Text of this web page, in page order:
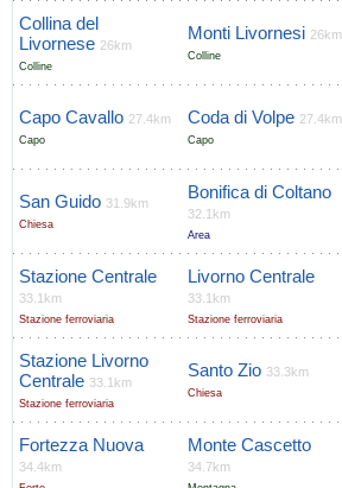
Collina del
Livornese 26km
Colline
Monti Livornesi 26km
Colline
Capo Cavallo 27.4km
Capo
Coda di Volpe 27.4km
Capo
San Guido 31.9km
Chiesa
Bonifica di Coltano
32.1km
Area
Stazione Centrale
33.1km
Stazione ferroviaria
Livorno Centrale
33.1km
Stazione ferroviaria
Stazione Livorno
Centrale 33.1km
Stazione ferroviaria
Santo Zio 33.3km
Chiesa
Fortezza Nuova
34.4km
Monte Cascetto
34.7km